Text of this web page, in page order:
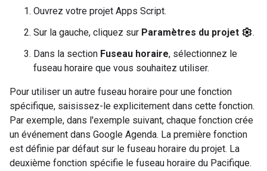
Ouvrez votre projet Apps Script.
Sur la gauche, cliquez sur Paramètres du projet
.
Dans la section Fuseau horaire, sélectionnez le
fuseau horaire que vous souhaitez utiliser.
Pour utiliser un autre fuseau horaire pour une fonction
spécifique, saisissez-le explicitement dans cette fonction.
Par exemple, dans l'exemple suivant, chaque fonction crée
un événement dans Google Agenda. La première fonction
est définie par défaut sur le fuseau horaire du projet. La
deuxième fonction spécifie le fuseau horaire du Pacifique.